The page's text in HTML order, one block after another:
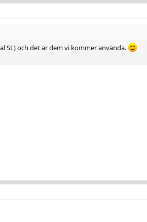
SL) och det är dem vi kommer använda.